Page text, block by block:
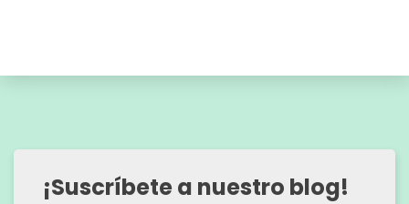
¡Suscríbete a nuestro blog!